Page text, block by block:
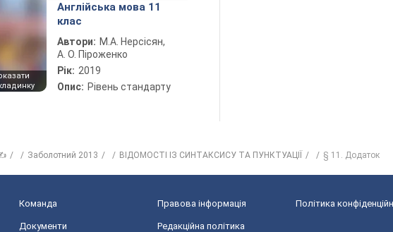
Англійська мова 11
клас
Автори: М.А. Нерсісян,
А. О. Піроженко
Рік: 2019
Опис: Рівень стандарту
✍ Заболотний 2013 ВІДОМОСТІ ІЗ СИНТАКСИСУ ТА ПУНКТУАЦІЇ § 11. Додаток
Команда Правова інформація Політика
Документи Редакційна політика